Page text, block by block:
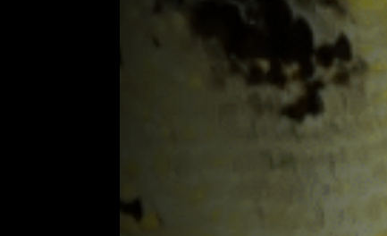
Água Doce